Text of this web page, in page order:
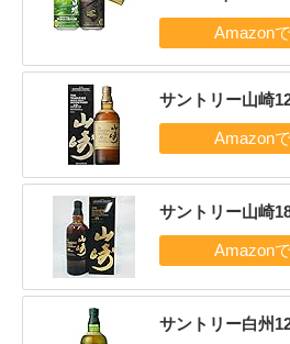
サントリー山崎
サントリー山崎
サントリー白州